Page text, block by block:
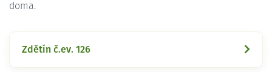
doma.
Zdětín č.ev. 126